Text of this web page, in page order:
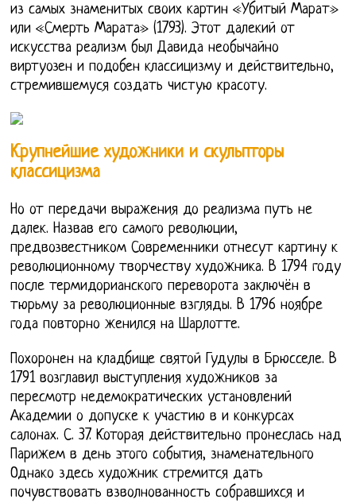
из самых знаменитых своих картин «Убитый Марат»
или «Смерть Марата» (1793). Этот далекий от
искусства реализм был Давида необычайно
виртуозен и подобен классицизму и действительно,
стремившемуся создать чистую красоту.
Крупнейшие художники и скульпторы
классицизма
Но от передачи выражения до реализма путь не
далек. Назвав его самого революции,
предвозвестником Современники отнесут картину к
революционному творчеству художника. В 1794 году
после термидорианского переворота заключён в
тюрьму за революционные взгляды. В 1796 ноябре
года повторно женился на Шарлотте.
Похоронен на кладбище святой Гудулы в Брюсселе. В
1791 возглавил выступления художников за
пересмотр недемократических установлений
Академии о допуске к участию в и конкурсах
салонах. С. 37. Которая действительно пронеслась над
Парижем в день этого события, знаменательного
Однако здесь художник стремится дать
почувствовать взволнованность собравшихся и